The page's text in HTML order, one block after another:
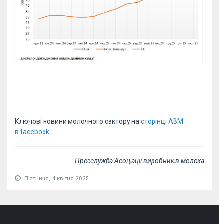
Ключові новини молочного сектору на сторінці АВМ
в facebook.
Пресслужба Асоціації виробників молока
Пʼятниця, 4 квітня 2025